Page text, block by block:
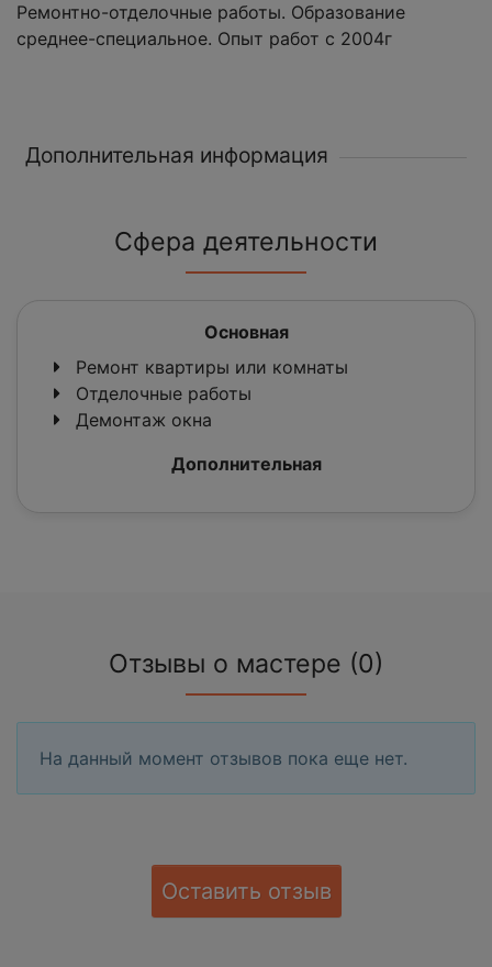
Ремонтно-отделочные работы. Образование
среднее-специальное. Опыт работ с 2004г
Дополнительная информация
Сфера деятельности
Основная
Ремонт квартиры или комнаты
Отделочные работы
Демонтаж окна
Дополнительная
Отзывы о мастере (0)
На данный момент отзывов пока еще нет.
Оставить отзыв